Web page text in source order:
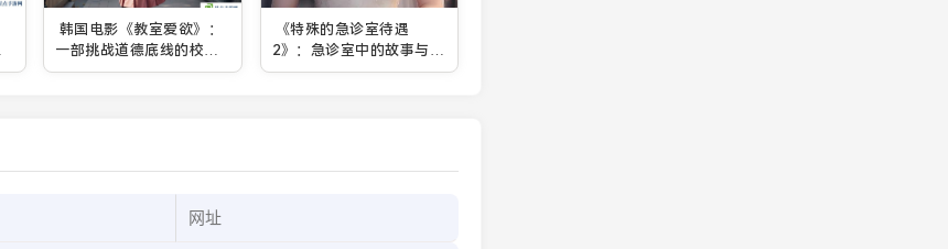
韩国电影《教室爱欲》：
一部挑战道德底线的校园
禁忌电影，是否值得观
《特殊的急诊室待遇
2》：急诊室中的故事与医
患关系，如何影响患者生